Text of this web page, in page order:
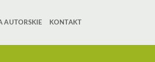
AUTORSKIE KONTAKT